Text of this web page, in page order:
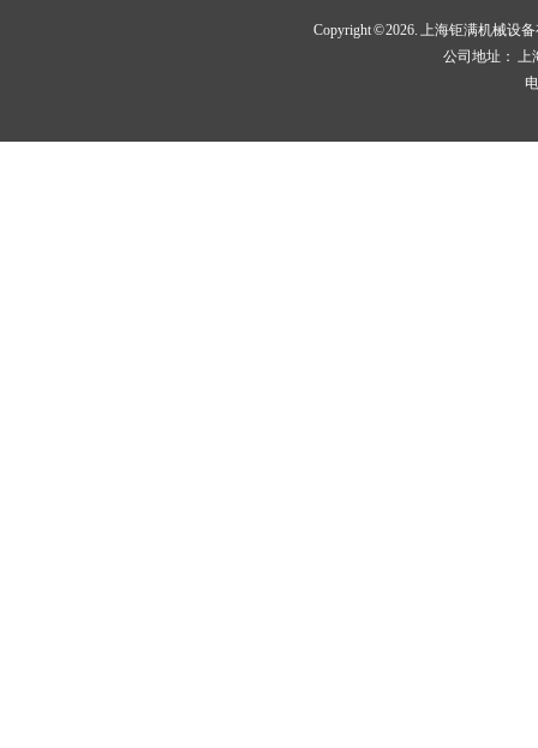
Copyright © 2026. 上海钜满机械设
公司地址： 上